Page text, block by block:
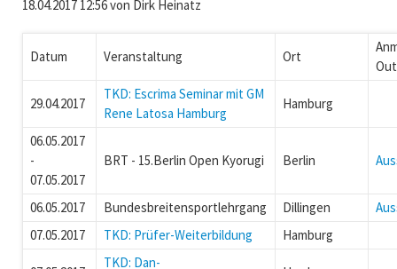
18.04.2017 12:56von Dirk Heinatz
Datum Veranstaltung Ort
29.04.2017
TKD: Escrima Seminar mit GM
Rene Latosa Hamburg
Hamburg
06.05.2017
-
07.05.2017
BRT - 15.Berlin Open Kyorugi Berlin
06.05.2017 Bundesbreitensportlehrgang Dillingen
07.05.2017
TKD: Prüfer-Weiterbildung Hamburg
TKD: Dan-